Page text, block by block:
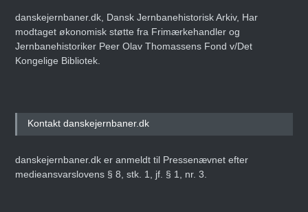
danskejernbaner.dk, Dansk Jernbanehistorisk Arkiv, Har
modtaget økonomisk støtte fra Frimærkehandler og
Jernbanehistoriker Peer Olav Thomassens Fond v/Det
Kongelige Bibliotek.
Kontakt danskejernbaner.dk
danskejernbaner.dk er anmeldt til Pressenævnet efter
medieansvarslovens § 8, stk. 1, jf. § 1, nr. 3.